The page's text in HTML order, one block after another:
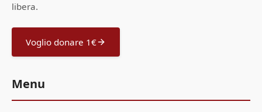
libera.
Voglio donare 1€
Menu